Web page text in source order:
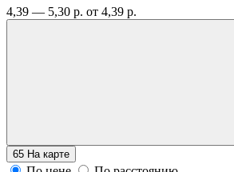
4,39 — 5,30 р. от 4,39 р.
65 На карте